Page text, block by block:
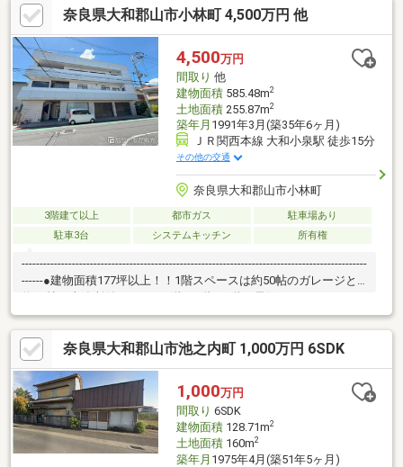
い♪【新築もリノベも比較して、一番納得できる家探しを。】新築
の安心感も、リノベの自由度も。両方を同時に検討できるのが当
社の強みです。予算内でエリアも間取りも欲張りたい方へ、最適
な住まい方をワンストップでご提案します♪◎探して、比べて、カ
タチにする。
奈良県大和郡山市小林町 4,500万円 他
4,500万円
間取り 他
建物面積585.48m2
土地面積255.87m2
築年月 1991年3月(築35年6ヶ月)
ＪＲ関西本線 大和小泉駅 徒歩15分
その他の交通
奈良県大和郡山市小林町
3階建て以上 都市ガス
駐車場あり
駐車3台
システムキッチン 所有権
------------------------------------------------------------------------------------------------
------●建物面積177坪以上！！1階スペースは約50帖のガレージと
り、居室は13LDDDKKKとなります！各階にトイレ・キッチンが付
いてます！浴室も2階、4階と2室ございます♪事務所兼社宅や収益
物件としてぜひ検討くださいませ♪●エレベーター付きです！1階
～3階までの移動も簡単です♪●防犯カメラ付きです！防犯につい
ても安心です♪
奈良県大和郡山市池之内町 1,000万円 6SDK
1,000万円
間取り 6SDK
建物面積128.71m2
土地面積160m2
築年月 1975年4月(築51年5ヶ月)